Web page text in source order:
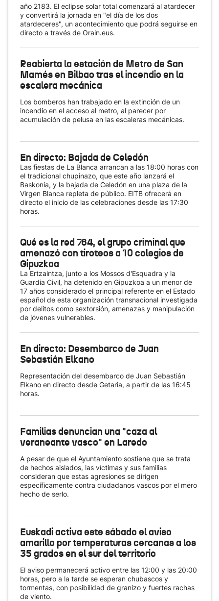
año 2183. El eclipse solar total comenzará al atardecer
y convertirá la jornada en "el día de los dos
atardeceres", un acontecimiento que podrá seguirse en
directo a través de Orain.eus.
Reabierta la estación de Metro de San
Mamés en Bilbao tras el incendio en la
escalera mecánica
Los bomberos han trabajado en la extinción de un
incendio en el acceso al metro, al parecer por
acumulación de pelusa en las escaleras mecánicas.
En directo: Bajada de Celedón
Las fiestas de La Blanca arrancan a las 18:00 horas con
el tradicional chupinazo, que este año lanzará el
Baskonia, y la bajada de Celedón en una plaza de la
Virgen Blanca repleta de público. EITB ofrecerá en
directo el inicio de las celebraciones desde las 17:30
horas.
Qué es la red 764, el grupo criminal que
amenazó con tiroteos a 10 colegios de
Gipuzkoa
La Ertzaintza, junto a los Mossos d'Esquadra y la
Guardia Civil, ha detenido en Gipuzkoa a un menor de
17 años considerado el principal referente en el Estado
español de esta organización transnacional investigada
por delitos como sextorsión, amenazas y manipulación
de jóvenes vulnerables.
En directo: Desembarco de Juan
Sebastián Elkano
Representación del desembarco de Juan Sebastián
Elkano en directo desde Getaria, a partir de las 16:45
horas.
Familias denuncian una "caza al
veraneante vasco" en Laredo
A pesar de que el Ayuntamiento sostiene que se trata
de hechos aislados, las víctimas y sus familias
consideran que estas agresiones se dirigen
específicamente contra ciudadanos vascos por el mero
hecho de serlo.
Euskadi activa este sábado el aviso
amarillo por temperaturas cercanas a los
35 grados en el sur del territorio
El aviso permanecerá activo entre las 12:00 y las 20:00
horas, pero a la tarde se esperan chubascos y
tormentas, con posibilidad de granizo y fuertes rachas
de viento.